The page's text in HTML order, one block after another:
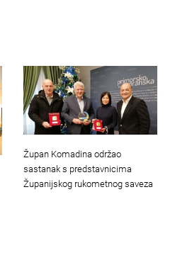
Župan Komadina održao
sastanak s predstavnicima
Županijskog rukometnog saveza